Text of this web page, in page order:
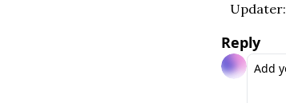
Updater:
Reply